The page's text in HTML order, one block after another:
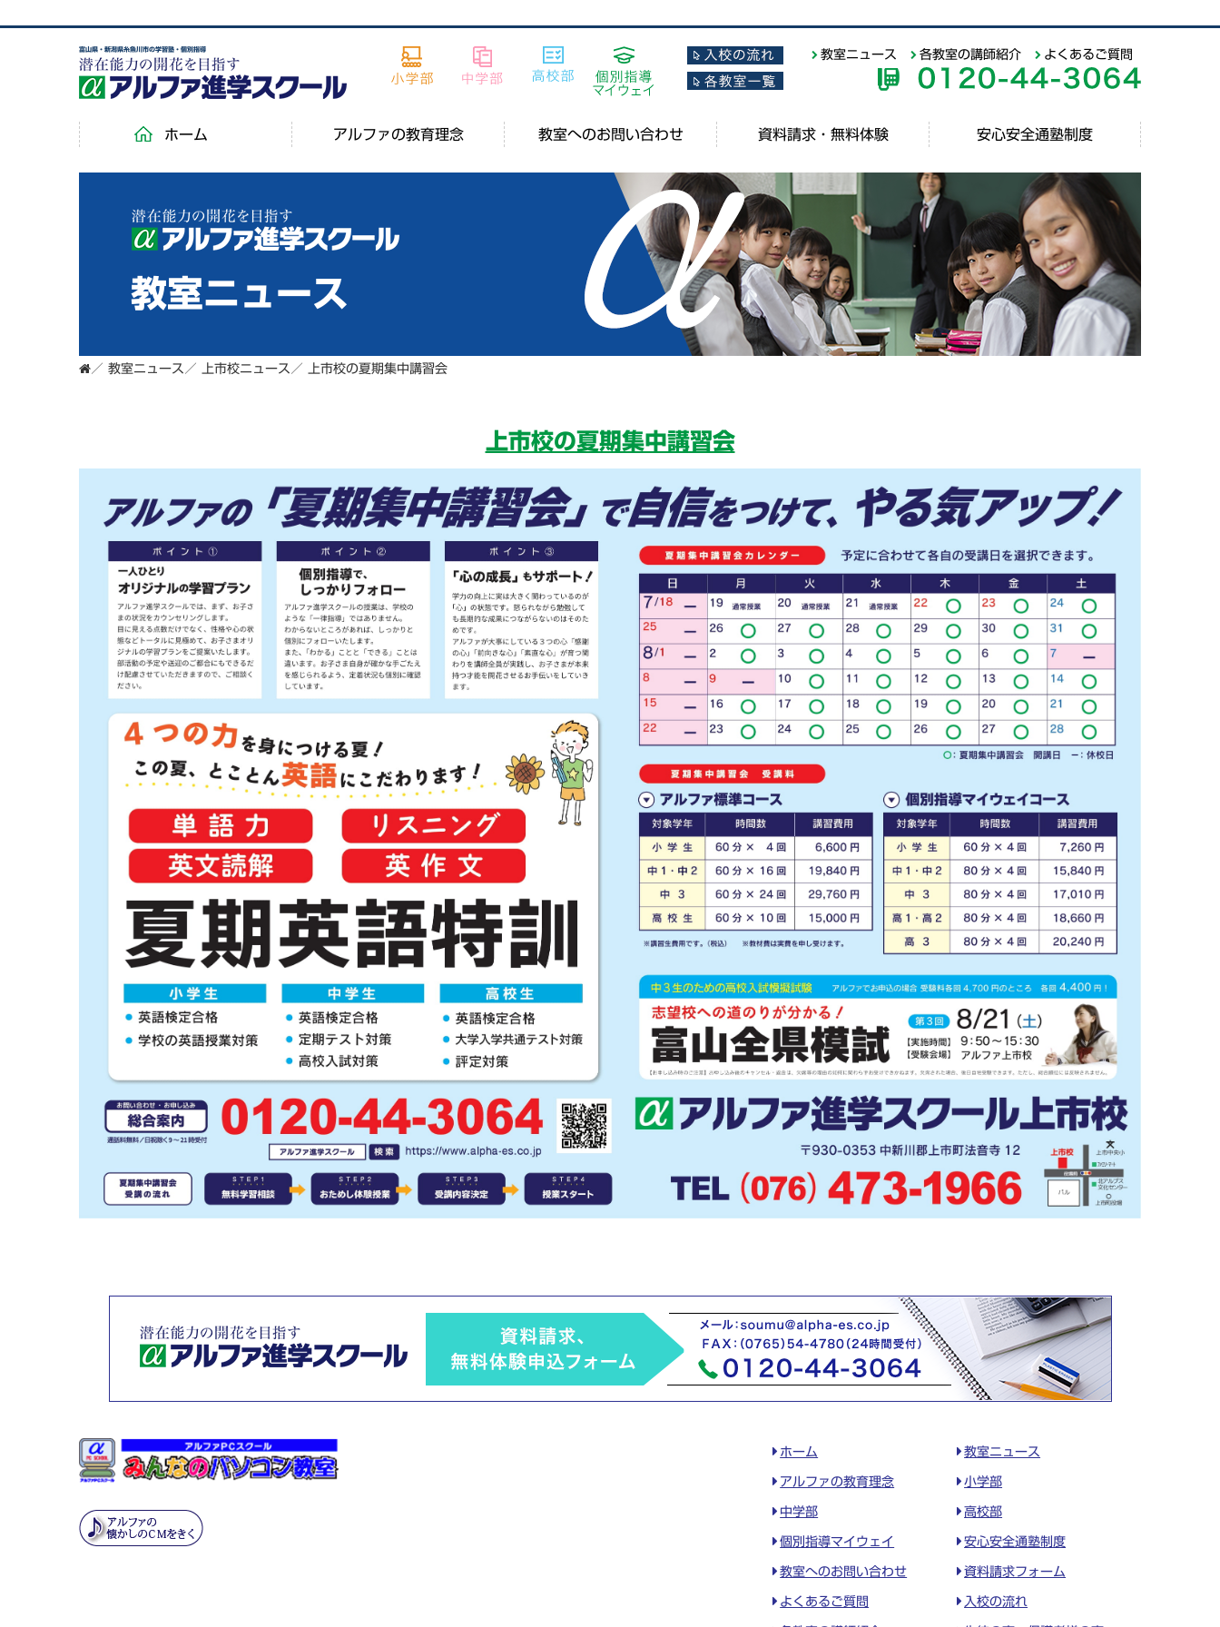
富山県・新潟県糸魚川市の学習塾・個別指導 教室ニュース 各教室の講師紹介 よくあるご質問
ホーム アルファの教育理念 教室へのお問い合わせ 資料請求・無料体験 安心安全通塾制度
教室ニュース
／ 教室ニュース ／ 上市校ニュース ／ 上市校の夏期集中講習会
上市校の夏期集中講習会
ホーム 教室ニュース
アルファの教育理念 小学部
中学部 高校部
個別指導マイウェイ 安心安全通塾制度
教室へのお問い合わせ 資料請求フォーム
よくあるご質問 入校の流れ